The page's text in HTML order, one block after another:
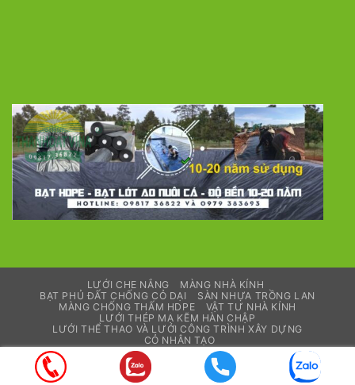
LƯỚI CHE NẮNG
MÀNG NHÀ KÍNH
BẠT PHỦ ĐẤT CHỐNG CỎ DẠI
SÀN NHỰA TRỒNG LAN
MÀNG CHỐNG THẤM HDPE
VẬT TƯ NHÀ KÍNH
LƯỚI THÉP MẠ KẼM HÀN CHẬP
LƯỚI THỂ THAO VÀ LƯỚI CÔNG TRÌNH XÂY DỰNG
CỎ NHÂN TẠO
Copyright 2026 ©thanhdatvina.com
| Designed by
thanhdatvina